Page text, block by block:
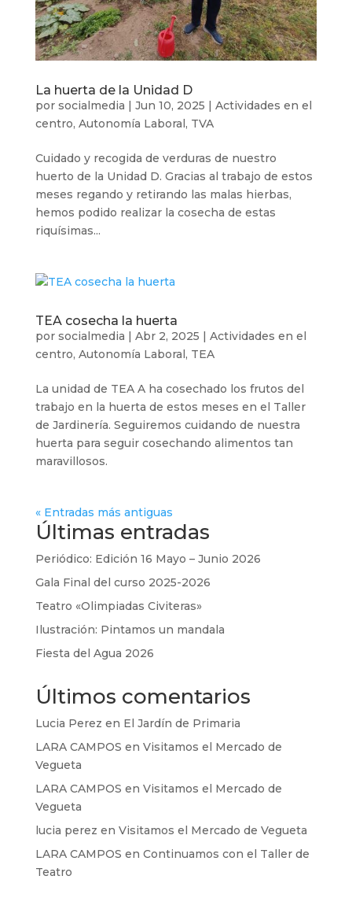
La huerta de la Unidad D
por socialmedia Jun 10, 2025
Actividades en el
centro, Autonomía Laboral , TVA
Cuidado y recogida de verduras de nuestro
huerto de la Unidad D. Gracias al trabajo de estos
meses regando y retirando las malas hierbas,
hemos podido realizar la cosecha de estas
riquísimas...
TEA cosecha la huerta
por socialmedia Abr 2, 2025
Actividades en el
centro, Autonomía Laboral , TEA
La unidad de TEA A ha cosechado los frutos del
trabajo en la huerta de estos meses en el Taller
de Jardinería. Seguiremos cuidando de nuestra
huerta para seguir cosechando alimentos tan
maravillosos.
« Entradas más antiguas
Últimas entradas
Periódico: Edición 16 Mayo – Junio 2026
Gala Final del curso 2025-2026
Teatro «Olimpiadas Civiteras»
Ilustración: Pintamos un mandala
Fiesta del Agua 2026
Últimos comentarios
Lucia Perez en El Jardín de Primaria
LARA CAMPOS en Visitamos el Mercado de
Vegueta
LARA CAMPOS en Visitamos el Mercado de
Vegueta
lucia perez en Visitamos el Mercado de Vegueta
LARA CAMPOS en Continuamos con el Taller de
Teatro